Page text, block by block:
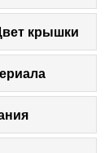
крышки